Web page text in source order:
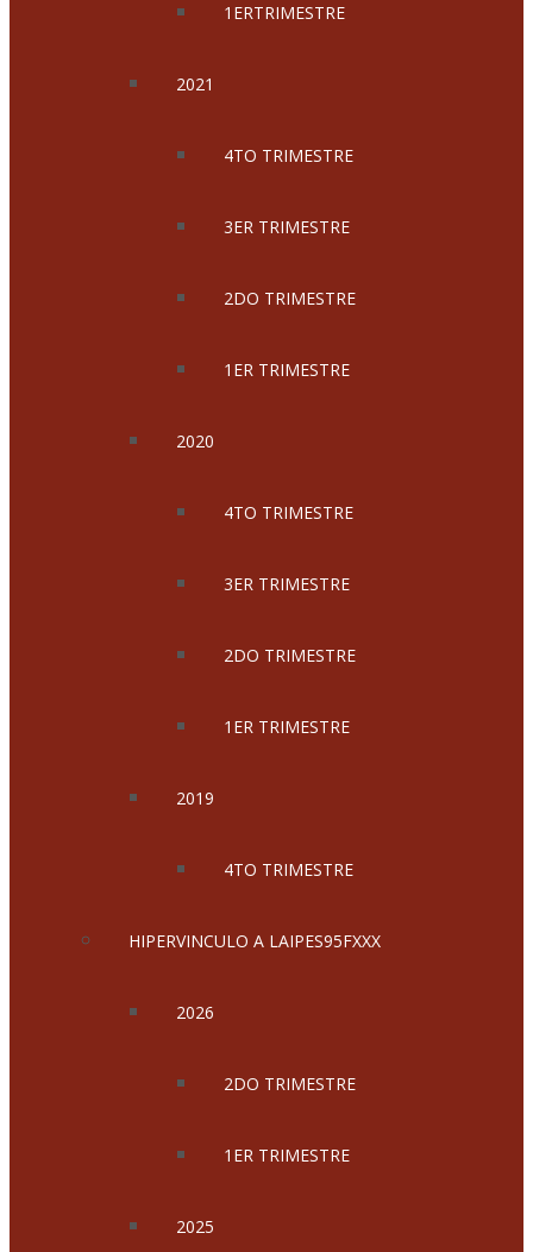
1ERTRIMESTRE
2021
4TO TRIMESTRE
3ER TRIMESTRE
2DO TRIMESTRE
1ER TRIMESTRE
2020
4TO TRIMESTRE
3ER TRIMESTRE
2DO TRIMESTRE
1ER TRIMESTRE
2019
4TO TRIMESTRE
HIPERVINCULO A LAIPES95FXXX
2026
2DO TRIMESTRE
1ER TRIMESTRE
2025